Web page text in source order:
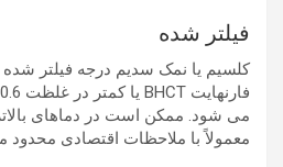
فیلتر شده
می شود. ممکن است در دماهای
معمولاً با ملاحظات اقتصادی